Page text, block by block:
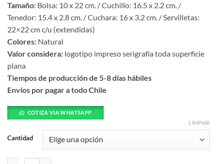
Tamaño: Bolsa: 10 x 22 cm. / Cuchillo: 16.5 x 2.2 cm. /
Tenedor: 15.4 x 2.8 cm. / Cuchara: 16 x 3.2 cm. / Servilletas:
22×22 cm c/u (extendidas)
Colores: Natural
Valor considera: logotipo impreso serigrafía toda superficie
plana
Tiempos de producción de 5-8 días hábiles
Envíos por pagar a todo Chile
COTIZA VIA WHATSAPP
Cantidad
LIMPIAR